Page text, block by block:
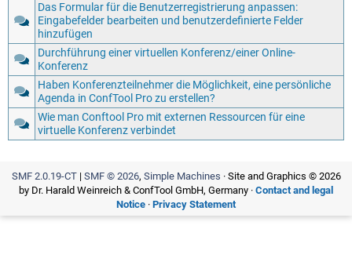
Das Formular für die Benutzerregistrierung anpassen:
Eingabefelder bearbeiten und benutzerdefinierte Felder
hinzufügen
Durchführung einer virtuellen Konferenz/einer Online-
Konferenz
Haben Konferenzteilnehmer die Möglichkeit, eine persönliche
Agenda in ConfTool Pro zu erstellen?
Wie man Conftool Pro mit externen Ressourcen für eine
virtuelle Konferenz verbindet
SMF 2.0.19-CT| SMF © 2026, Simple Machines · Site and Graphics © 2026
by Dr. Harald Weinreich & ConfTool GmbH, Germany · Contact and legal
Notice · Privacy Statement